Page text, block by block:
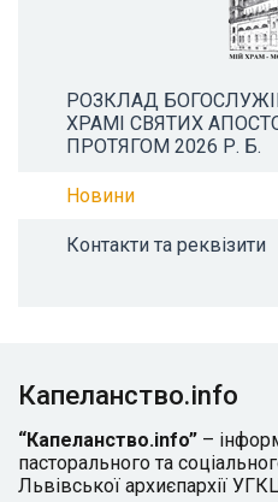
РОЗКЛАД
ХРАМІ СВЯТИХ
ПРОТЯГОМ 2026 Р. Б.
Новини
Контакти та реквізити
Капеланство.info
“Капеланство.info” –
пасторального та
Львівської архиєпархії